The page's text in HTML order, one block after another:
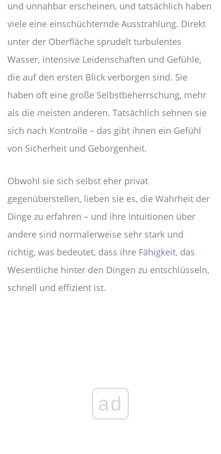
und unnahbar erscheinen, und tatsächlich haben
viele eine einschüchternde Ausstrahlung. Direkt
unter der Oberfläche sprudelt turbulentes
Wasser, intensive Leidenschaften und Gefühle,
die auf den ersten Blick verborgen sind. Sie
haben oft eine große Selbstbeherrschung, mehr
als die meisten anderen. Tatsächlich sehnen sie
sich nach Kontrolle – das gibt ihnen ein Gefühl
von Sicherheit und Geborgenheit.
Obwohl sie sich selbst eher privat
gegenüberstellen, lieben sie es, die Wahrheit der
Dinge zu erfahren – und ihre Intuitionen über
andere sind normalerweise sehr stark und
richtig, was bedeutet, dass ihre Fähigkeit, das
Wesentliche hinter den Dingen zu entschlüsseln,
schnell und effizient ist.
ad